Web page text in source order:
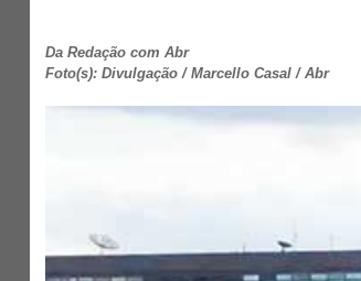
Da Redação com Abr
Foto(s): Divulgação / Marcello Casal / Abr